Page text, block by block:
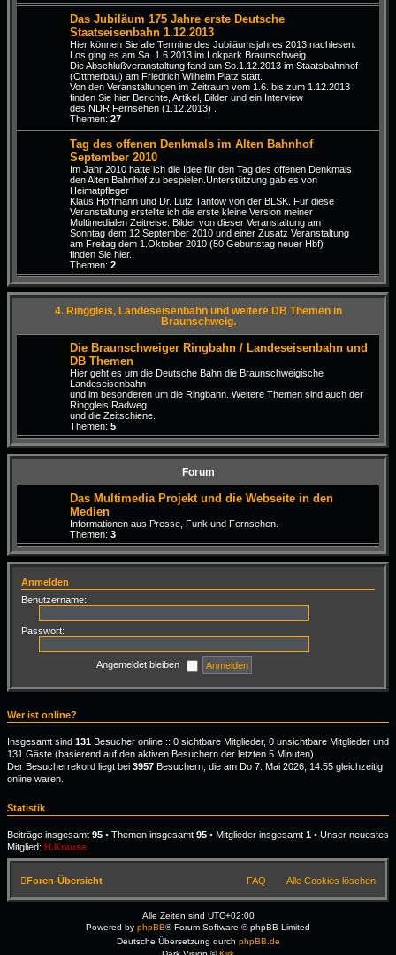
Das Jubiläum 175 Jahre erste Deutsche
Staatseisenbahn 1.12.2013
Hier können Sie alle Termine des Jubiläumsjahres 2013 nachlesen.
Los ging es am Sa. 1.6.2013 im Lokpark Braunschweig.
Die Abschlußveranstaltung fand am So.1.12.2013 im Staatsbahnhof
(Ottmerbau) am Friedrich Wilhelm Platz statt.
Von den Veranstaltungen im Zeitraum vom 1.6. bis zum 1.12.2013
finden Sie hier Berichte, Artikel, Bilder und ein Interview
des NDR Fernsehen (1.12.2013) .
Themen: 27
Tag des offenen Denkmals im Alten Bahnhof
September 2010
Im Jahr 2010 hatte ich die Idee für den Tag des offenen Denkmals
den Alten Bahnhof zu bespielen.Unterstützung gab es von
Heimatpfleger
Klaus Hoffmann und Dr. Lutz Tantow von der BLSK. Für diese
Veranstaltung erstellte ich die erste kleine Version meiner
Multimedialen Zeitreise. Bilder von dieser Veranstaltung am
Sonntag dem 12.September 2010 und einer Zusatz Veranstaltung
am Freitag dem 1.Oktober 2010 (50 Geburtstag neuer Hbf)
finden Sie hier.
Themen: 2
4. Ringgleis, Landeseisenbahn und weitere DB Themen in
Braunschweig.
Die Braunschweiger Ringbahn / Landeseisenbahn und
DB Themen
Hier geht es um die Deutsche Bahn die Braunschweigische
Landeseisenbahn
und im besonderen um die Ringbahn. Weitere Themen sind auch der
Ringgleis Radweg
und die Zeitschiene.
Themen: 5
Forum
Das Multimedia Projekt und die Webseite in den
Medien
Informationen aus Presse, Funk und Fernsehen.
Themen: 3
Anmelden
Benutzername:
Passwort:
Angemeldet bleiben
Wer ist online?
Insgesamt sind 131 Besucher online :: 0 sichtbare Mitglieder, 0 unsichtbare Mitglieder und
131 Gäste (basierend auf den aktiven Besuchern der letzten 5 Minuten)
Der Besucherrekord liegt bei 3957 Besuchern, die am Do 7. Mai 2026, 14:55 gleichzeitig
online waren.
Statistik
Beiträge insgesamt 95 • Themen insgesamt 95 • Mitglieder insgesamt 1 • Unser neuestes
Mitglied: H.Krause
Foren-Übersicht Alle Cookies löschen
FAQ
Alle Zeiten sind UTC+02:00
Powered by phpBB® Forum Software © phpBB Limited
Deutsche Übersetzung durch phpBB.de